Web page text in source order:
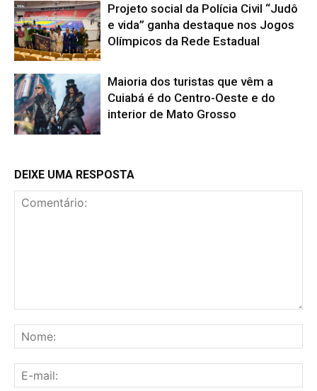
Projeto social da Polícia Civil “Judô
e vida” ganha destaque nos Jogos
Olímpicos da Rede Estadual
Maioria dos turistas que vêm a
Cuiabá é do Centro-Oeste e do
interior de Mato Grosso
DEIXE UMA RESPOSTA